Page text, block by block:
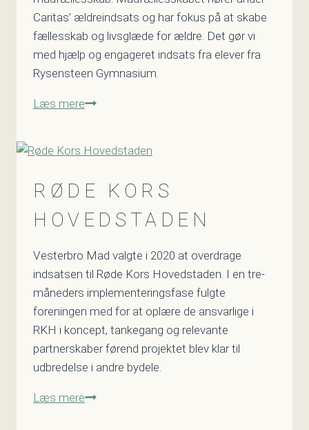
Caritas’ ældreindsats og har fokus på at skabe
fællesskab og livsglæde for ældre. Det gør vi
med hjælp og engageret indsats fra elever fra
Rysensteen Gymnasium.
Læs mereCaritas
RØDE KORS
HOVEDSTADEN
Vesterbro Mad valgte i 2020 at overdrage
indsatsen til Røde Kors Hovedstaden. I en tre-
måneders implementeringsfase fulgte
foreningen med for at oplære de ansvarlige i
RKH i koncept, tankegang og relevante
partnerskaber førend projektet blev klar til
udbredelse i andre bydele.
Læs mereRøde